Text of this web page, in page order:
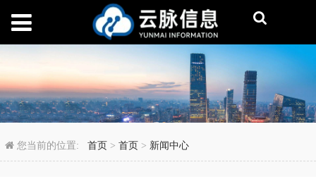
Claude Mythos：我太
您当前的位置:首页 >首页 > 新闻中心